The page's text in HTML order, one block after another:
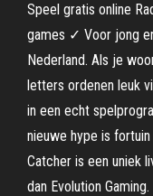
Speel gratis online
games ✓ Voor jong
Nederland. Als je
letters ordenen leuk
in een echt
nieuwe hype is
Catcher is een uniek
dan Evolution Gaming.